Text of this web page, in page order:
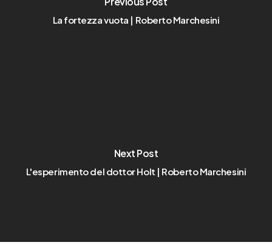
La fortezza vuota | Roberto Marchesini
Next Post
L'esperimento del dottor Holt | Roberto Marchesini